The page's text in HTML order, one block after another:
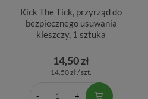
Kick The Tick, przyrząd do
bezpiecznego usuwania
kleszczy, 1 sztuka
14,50 zł
14,50 zł / szt.